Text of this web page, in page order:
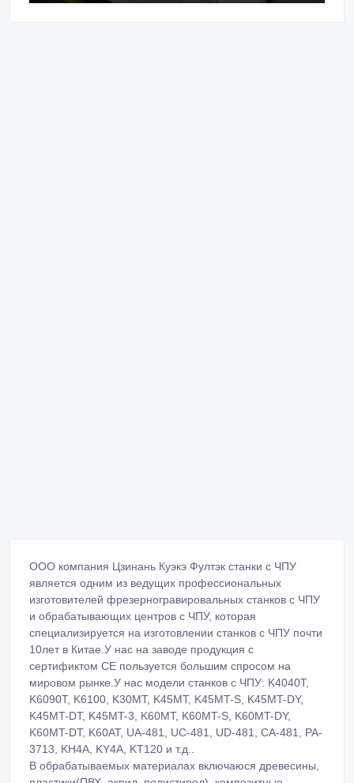
ООО компания Цзинань Куэкэ Фултэк станки с ЧПУ
является одним из ведущих профессиональных
изготовителей фрезерногравировальных станков с ЧПУ
и обрабатывающих центров с ЧПУ, которая
специализируется на изготовлении станков с ЧПУ почти
10лет в Китае.У нас на заводе продукция с
сертификтом СЕ пользуется большим спросом на
мировом рынке.У нас модели станков с ЧПУ: K4040T,
K6090T, K6100, K30MT, K45MT, K45MT-S, K45MT-DY,
K45MT-DT, K45MT-3, K60MT, K60MT-S, K60MT-DY,
K60MT-DT, K60AT, UA-481, UC-481, UD-481, CA-481, PA-
3713, KH4A, KY4A, KT120 и т.д..
В обрабатываемых материалах включаюся древесины,